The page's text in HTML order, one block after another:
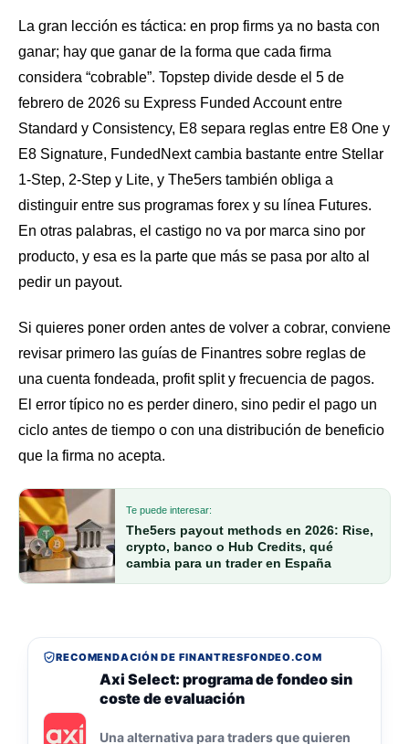
La gran lección es táctica: en prop firms ya no basta con
ganar; hay que ganar de la forma que cada firma
considera “cobrable”. Topstep divide desde el 5 de
febrero de 2026 su Express Funded Account entre
Standard y Consistency, E8 separa reglas entre E8 One y
E8 Signature, FundedNext cambia bastante entre Stellar
1-Step, 2-Step y Lite, y The5ers también obliga a
distinguir entre sus programas forex y su línea Futures.
En otras palabras, el castigo no va por marca sino por
producto, y esa es la parte que más se pasa por alto al
pedir un payout.
Si quieres poner orden antes de volver a cobrar, conviene
revisar primero las guías de Finantres sobre reglas de
una cuenta fondeada, profit split y frecuencia de pagos.
El error típico no es perder dinero, sino pedir el pago un
ciclo antes de tiempo o con una distribución de beneficio
que la firma no acepta.
Te puede interesar:
The5ers payout methods en 2026: Rise,
crypto, banco o Hub Credits, qué
cambia para un trader en España
RECOMENDACIÓN DE FINANTRESFONDEO.COM
Axi Select: programa de fondeo sin
coste de evaluación
Una alternativa para traders que quieren